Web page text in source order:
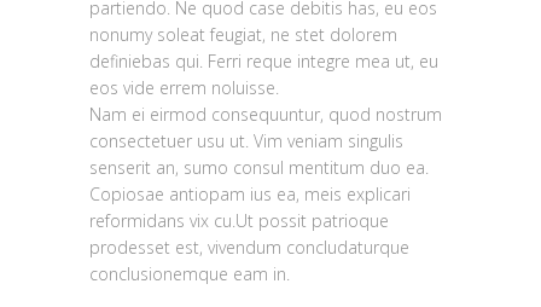
partiendo. Ne quod case debitis has, eu eos
nonumy soleat feugiat, ne stet dolorem
definiebas qui. Ferri reque integre mea ut, eu
eos vide errem noluisse.
Nam ei eirmod consequuntur, quod nostrum
consectetuer usu ut. Vim veniam singulis
senserit an, sumo consul mentitum duo ea.
Copiosae antiopam ius ea, meis explicari
reformidans vix cu.Ut possit patrioque
prodesset est, vivendum concludaturque
conclusionemque eam in.